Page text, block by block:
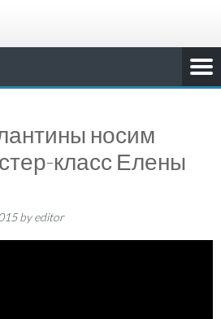
носим
класс Елены
byeditor